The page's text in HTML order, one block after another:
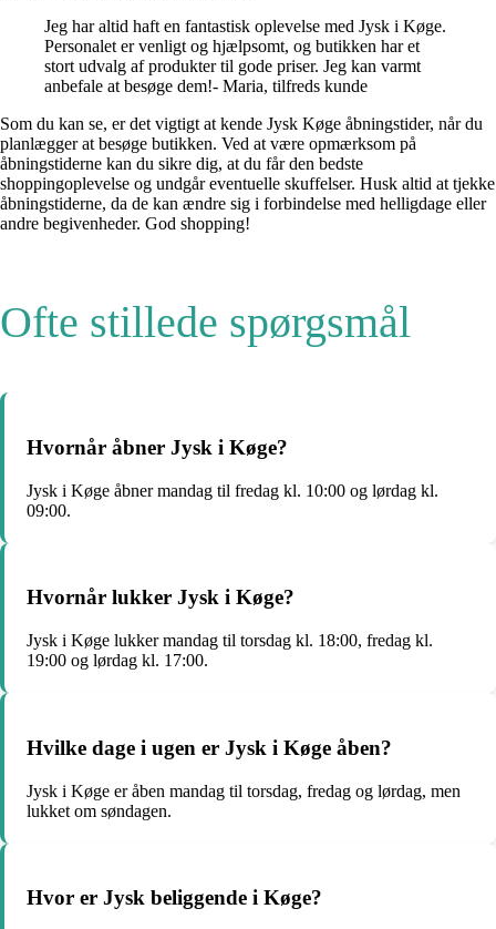
Jeg har altid haft en fantastisk oplevelse med Jysk i Køge.
Personalet er venligt og hjælpsomt, og butikken har et
stort udvalg af produkter til gode priser. Jeg kan varmt
anbefale at besøge dem!- Maria, tilfreds kunde
Som du kan se, er det vigtigt at kende Jysk Køge åbningstider, når du
planlægger at besøge butikken. Ved at være opmærksom på
åbningstiderne kan du sikre dig, at du får den bedste
shoppingoplevelse og undgår eventuelle skuffelser. Husk altid at tjekke
åbningstiderne, da de kan ændre sig i forbindelse med helligdage eller
andre begivenheder. God shopping!
Ofte stillede spørgsmål
Hvornår åbner Jysk i Køge?
Jysk i Køge åbner mandag til fredag kl. 10:00 og lørdag kl.
09:00.
Hvornår lukker Jysk i Køge?
Jysk i Køge lukker mandag til torsdag kl. 18:00, fredag kl.
19:00 og lørdag kl. 17:00.
Hvilke dage i ugen er Jysk i Køge åben?
Jysk i Køge er åben mandag til torsdag, fredag og lørdag, men
lukket om søndagen.
Hvor er Jysk beliggende i Køge?